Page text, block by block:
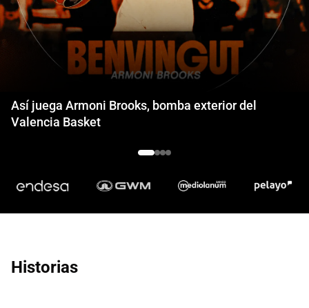
Así juega Armoni Brooks, bomba exterior del
Valencia Basket
Historias